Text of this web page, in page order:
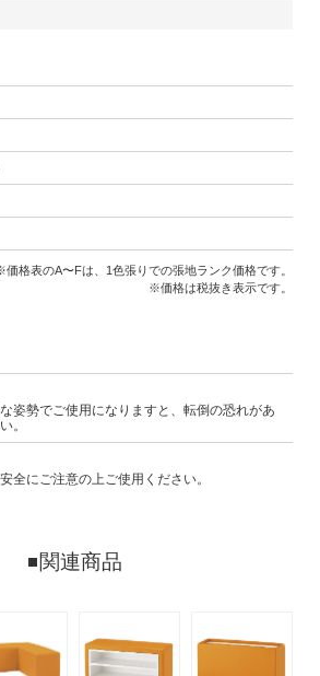
価格表のA〜Fは、1色張りでの張地ランク価格です。
※価格は税抜き表示です。
姿勢でご使用になりますと、転倒の恐れがあ
。
全にご注意の上ご使用ください。
関連商品